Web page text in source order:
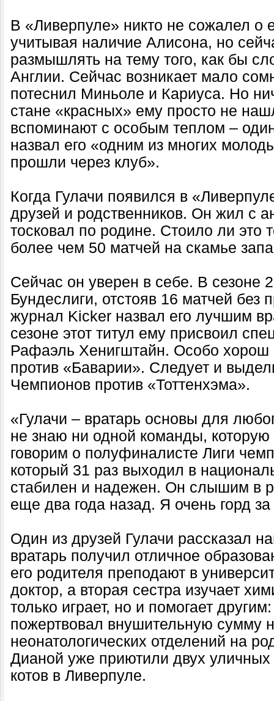
В «Ливерпуле» никто не сожалел о
учитывая наличие Алисона, но
размышлять на тему того, как бы
Англии. Сейчас возникает мало
потеснил Миньоле и Кариуса. Но
стане «красных» ему просто не
вспоминают с особым теплом –
назвал его «одним из многих
прошли через клуб».
Когда Гулачи появился в
друзей и родственников. Он жил с
тосковал по родине. Стоило ли это
более чем 50 матчей на скамье
Сейчас он уверен в себе. В сезоне
Бундеслиги, отстояв 16 матчей без
журнал Kicker назвал его лучшим
сезоне этот титул ему присвоил
Рафаэль Хенигштайн. Особо хорош
против «Баварии». Следует и
Чемпионов против «Тоттенхэма».
«Гулачи – вратарь основы для
не знаю ни одной команды,
говорим о полуфиналисте Лиги
который 31 раз выходил в
стабилен и надежен. Он слышим в
еще два года назад. Я очень горд
Один из друзей Гулачи рассказал
вратарь получил отличное
его родителя преподают в
доктор, а вторая сестра изучает
только играет, но и помогает
пожертвовал внушительную сумму
неонатологических отделений на
Дианой уже приютили двух уличных
котов в Ливерпуле.